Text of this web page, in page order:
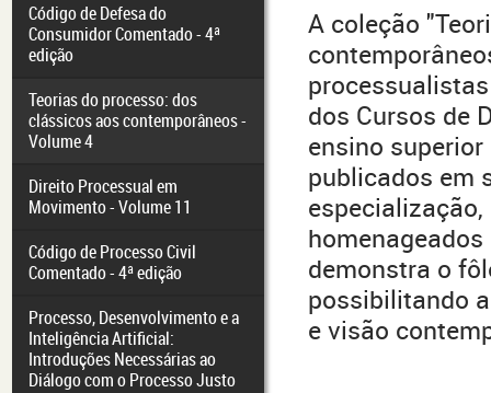
Código de Defesa do
Consumidor Comentado - 4ª
edição
Teorias do processo: dos
clássicos aos contemporâneos -
Volume 4
Direito Processual em
Movimento - Volume 11
Código de Processo Civil
Comentado - 4ª edição
Processo, Desenvolvimento e a
Inteligência Artificial:
Introduções Necessárias ao
Diálogo com o Processo Justo
A coleção
dos Cursos de
ensino
publicados em
demonstra o
possibilitando
e visão